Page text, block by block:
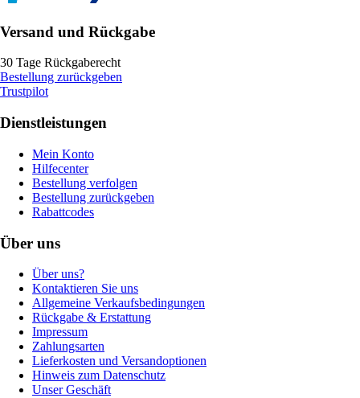
Versand und Rückgabe
30 Tage Rückgaberecht
Bestellung zurückgeben
Trustpilot
Dienstleistungen
Mein Konto
Hilfecenter
Bestellung verfolgen
Bestellung zurückgeben
Rabattcodes
Über uns
Über uns?
Kontaktieren Sie uns
Allgemeine Verkaufsbedingungen
Rückgabe & Erstattung
Impressum
Zahlungsarten
Lieferkosten und Versandoptionen
Hinweis zum Datenschutz
Unser Geschäft